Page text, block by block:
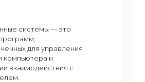
системы — это
для управления
компьютера и
взаимодействия с